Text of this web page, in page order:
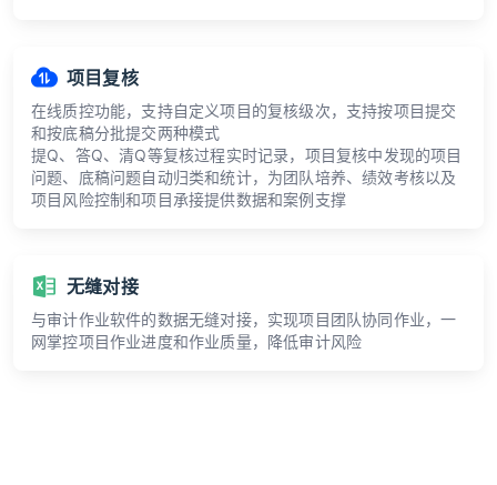
项目复核
在线质控功能，支持自定义项目的复核级次，支持按项目提交
和按底稿分批提交两种模式
提Q、答Q、清Q等复核过程实时记录，项目复核中发现的项目
问题、底稿问题自动归类和统计，为团队培养、绩效考核以及
项目风险控制和项目承接提供数据和案例支撑
无缝对接
与审计作业软件的数据无缝对接，实现项目团队协同作业，一
网掌控项目作业进度和作业质量，降低审计风险